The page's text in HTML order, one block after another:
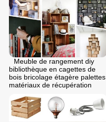
Meuble de rangement diy
bibliothèque en cagettes de
bois bricolage étagère palettes
matériaux de récupération